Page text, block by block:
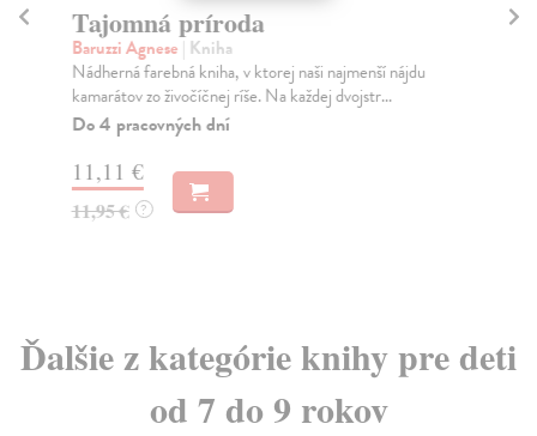
Tajomná príroda
Baruzzi Agnese | Kniha
Nádherná farebná kniha, v ktorej naši najmenší nájdu
kamarátov zo živočíčnej ríše. Na každej dvojstr...
Do 4 pracovných dní
11,11 €
11,95 € ?
Ďalšie z kategórie knihy pre deti
od 7 do 9 rokov